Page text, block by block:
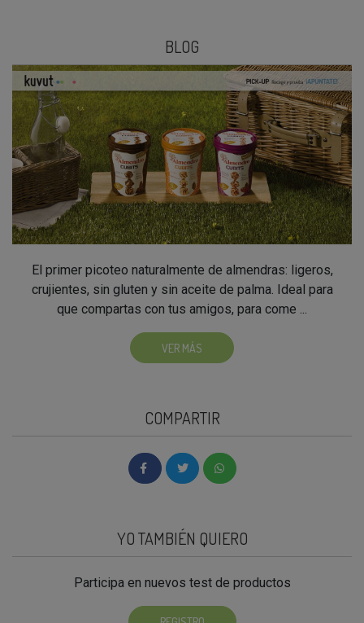
BLOG
El primer picoteo naturalmente de almendras: ligeros,
crujientes, sin gluten y sin aceite de palma. Ideal para
que compartas con tus amigos, para come ...
VER MÁS
COMPARTIR
YO TAMBIÉN QUIERO
Participa en nuevos test de productos